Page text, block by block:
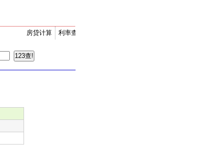
利率查询
房贷计算